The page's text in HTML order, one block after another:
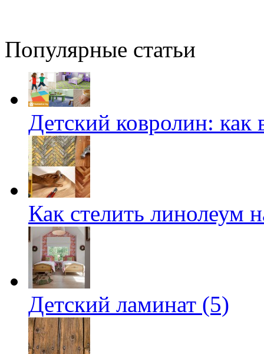
Популярные статьи
Детский ковролин: как
Как стелить линолеум
Детский ламинат (5)